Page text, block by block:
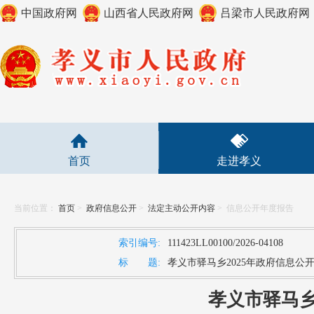
中国政府网 山西省人民政府网 吕梁市人民政府网
首页 走进孝义
当前位置： 首页 > 政府信息公开 > 法定主动公开内容 > 信息公开年度报告
索引编号:
111423LL00100/2026-04108
标 题:
孝义市驿马乡2025年政府信息公
孝义市驿马